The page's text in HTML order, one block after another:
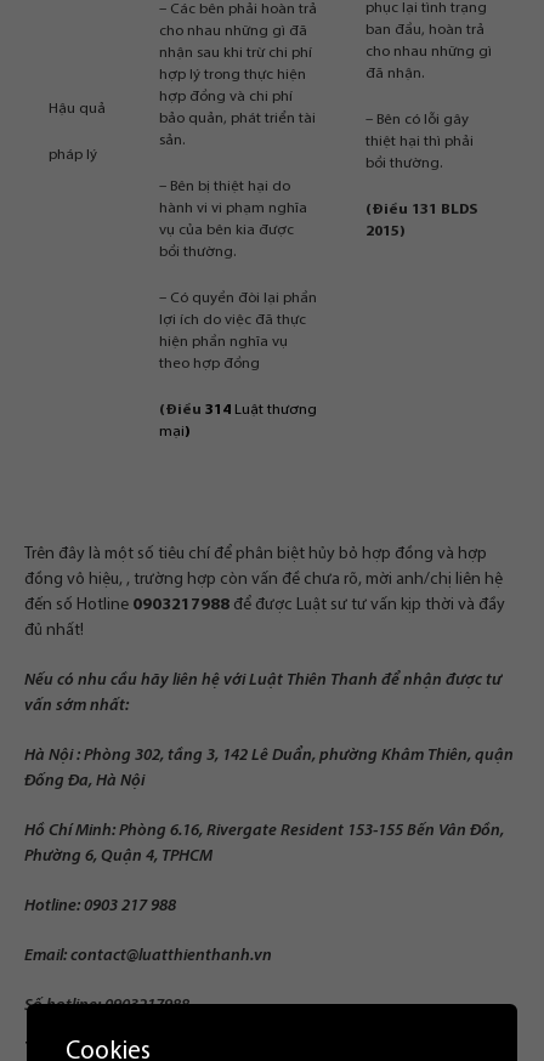
Hậu quả
pháp lý
– Các bên phải hoàn trả
cho nhau những gì đã
nhận sau khi trừ chi phí
hợp lý trong thực hiện
hợp đồng và chi phí
bảo quản, phát triển tài
sản.
– Bên bị thiệt hại do
hành vi vi phạm nghĩa
vụ của bên kia được
bồi thường.
– Có quyền đòi lại phần
lợi ích do việc đã thực
hiện phần nghĩa vụ
theo hợp đồng
(Điều 314 Luật thương
mại)
phục lại tình trạng
ban đầu, hoàn trả
cho nhau những gì
đã nhận.
– Bên có lỗi gây
thiệt hại thì phải
bồi thường.
(Điều 131 BLDS
2015)
Trên đây là một số tiêu chí để phân biệt hủy bỏ hợp đồng và hợp
đồng vô hiệu, , trường hợp còn vấn đề chưa rõ, mời anh/chị liên hệ
đến số Hotline 0903217988 để được Luật sư tư vấn kịp thời và đầy
đủ nhất!
Nếu có nhu cầu hãy liên hệ với Luật Thiên Thanh để nhận được tư
vấn sớm nhất:
Hà Nội : Phòng 302, tầng 3, 142 Lê Duẩn, phường Khâm Thiên, quận
Đống Đa, Hà Nội
Hồ Chí Minh: Phòng 6.16, Rivergate Resident 153-155 Bến Vân Đồn,
Phường 6, Quận 4, TPHCM
Hotline: 0903 217 988
Email: contact@luatthienthanh.vn
Số hotline: 0903217988
TỪ KHÓA: #phanbiethopdong
Cookies